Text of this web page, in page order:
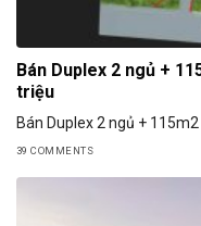
Bán Duplex 2 ngủ +
triệu
Bán Duplex 2 ngủ +
39 COMMENTS